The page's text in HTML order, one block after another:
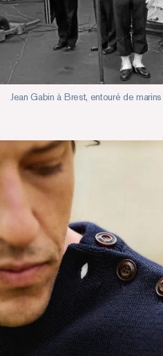
Jean Gabin à Brest, entouré de